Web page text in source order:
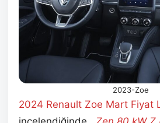
2023-Zoe
2024 Renault Zoe Mart Fiyat